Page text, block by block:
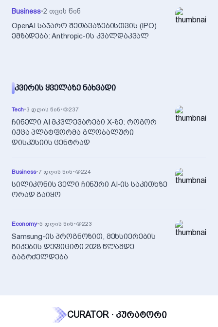
Business•2 თვის წინ
OpenAI საჯარო შეთავაზებისთვის (IPO)
ემზადება: Anthropic-ის კვალდაკვალ
ᲙᲕᲘᲠᲘᲡ ᲧᲕᲔᲚᲐᲖᲔ ᲜᲐᲮᲕᲐᲓᲘ
Tech•3 დღის წინ• 237
ჩინელი AI მკვლევარები X-ზე: როგორ
იქცა პლატფორმა გლობალური
დისკუსიის ცენტრად
Business•7 დღის წინ• 224
სილიკონის ველი ჩინური AI-ის საკითხზე
ორად გაიყო
Economy•5 დღის წინ• 223
Samsung-ის პროგნოზით, მეხსიერების
ჩიპების დეფიციტი 2028 წლამდე
გაგრძელდება
CURATOR · კურატორი